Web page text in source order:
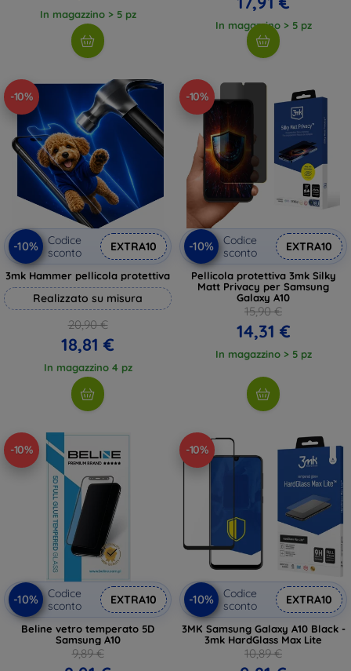
In magazzino > 5 pz
In magazzino > 5 pz
-10%
-10%
Codice
sconto
EXTRA10
3mk Hammer pellicola protettiva
Realizzato su misura
20,90 €
18,81 €
In magazzino 4 pz
-10%
-10%
Codice
sconto
EXTRA10
Pellicola protettiva 3mk Silky
Matt Privacy per Samsung
Galaxy A10
15,90 €
14,31 €
In magazzino > 5 pz
-10%
-10%
Codice
sconto
EXTRA10
Beline vetro temperato 5D
Samsung A10
9,89 €
-10%
-10%
Codice
sconto
EXTRA10
3MK Samsung Galaxy A10 Black -
3mk HardGlass Max Lite
10,89 €